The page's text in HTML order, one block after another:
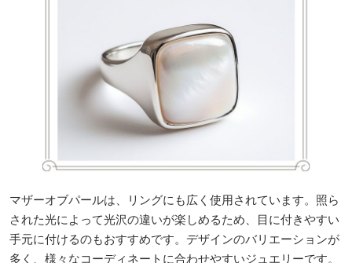
マザーオブパールは、リングにも広く使用されています。照ら
された光によって光沢の違いが楽しめるため、目に付きやすい
手元に付けるのもおすすめです。デザインのバリエーションが
多く、様々なコーディネートに合わせやすいジュエリーです。